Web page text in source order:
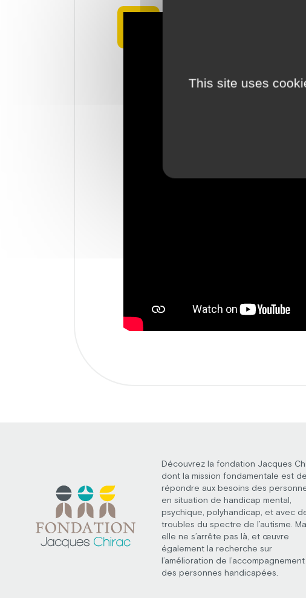
Découvrez la fondation Jacques
dont la mission fondamentale est de
répondre aux besoins des
en situation de handicap mental,
psychique, polyhandicap, et avec
troubles du spectre de l’autisme.
elle ne s’arrête pas là, et œuvre
également la recherche sur
l’amélioration de l’accompagnement
des personnes handicapées.
This site uses